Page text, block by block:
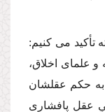
تأكید مى كنیم:
علماى اخلاق،
به حكم عقلشان
عقل پافشارى